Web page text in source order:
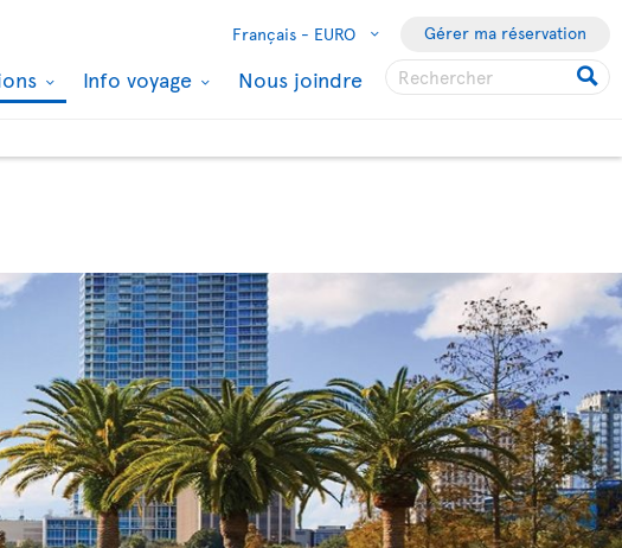
Français - EURO Gérer ma réservation
Info voyage Nous joindre